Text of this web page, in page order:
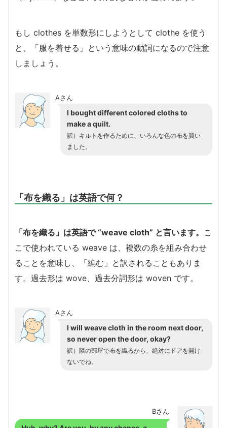
もし clothes を単数形にしようとして clothe を使う
と、「服を着せる」という意味の動詞になるので注意
しましょう。
Aさん
I bought different colored cloths to
make a quilt.
訳）キルトを作るために、いろんな色の布を買い
ました。
「布を織る」は英語で何？
「布を織る」は英語で “weave cloth” と言います。 こ
こで使われている weave は、複数の糸を組み合わせ
ることを意味し、「編む」と訳されることもありま
す。過去形は wove、過去分詞形は woven です。
Aさん
I will weave cloth in the room next door,
so never open the door, okay?
訳）隣の部屋で布を織るから、絶対にドアを開け
ないでね。
Bさん